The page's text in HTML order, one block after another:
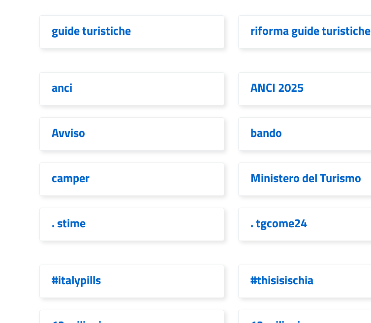
guide turistiche riforma guide turistiche
anci ANCI 2025
Avviso bando
camper Ministero del Turismo
. stime . tgcome24
#italypills #thisisischia